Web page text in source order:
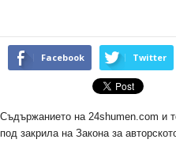
Facebook Twitter
Съдържанието на 24shumen.com и
под закрила на Закона за